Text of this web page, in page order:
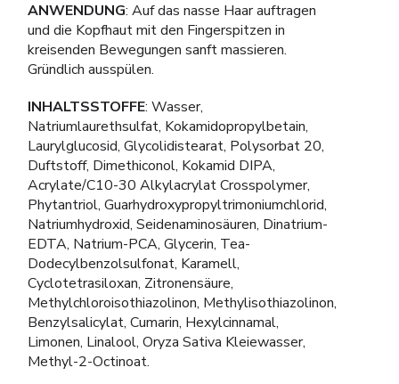
ANWENDUNG: Auf das nasse Haar auftragen
und die Kopfhaut mit den Fingerspitzen in
kreisenden Bewegungen sanft massieren.
Gründlich ausspülen.
INHALTSSTOFFE: Wasser,
Natriumlaurethsulfat, Kokamidopropylbetain,
Laurylglucosid, Glycolidistearat, Polysorbat 20,
Duftstoff, Dimethiconol, Kokamid DIPA,
Acrylate/C10-30 Alkylacrylat Crosspolymer,
Phytantriol, Guarhydroxypropyltrimoniumchlorid,
Natriumhydroxid, Seidenaminosäuren, Dinatrium-
EDTA, Natrium-PCA, Glycerin, Tea-
Dodecylbenzolsulfonat, Karamell,
Cyclotetrasiloxan, Zitronensäure,
Methylchloroisothiazolinon, Methylisothiazolinon,
Benzylsalicylat, Cumarin, Hexylcinnamal,
Limonen, Linalool, Oryza Sativa Kleiewasser,
Methyl-2-Octinoat.